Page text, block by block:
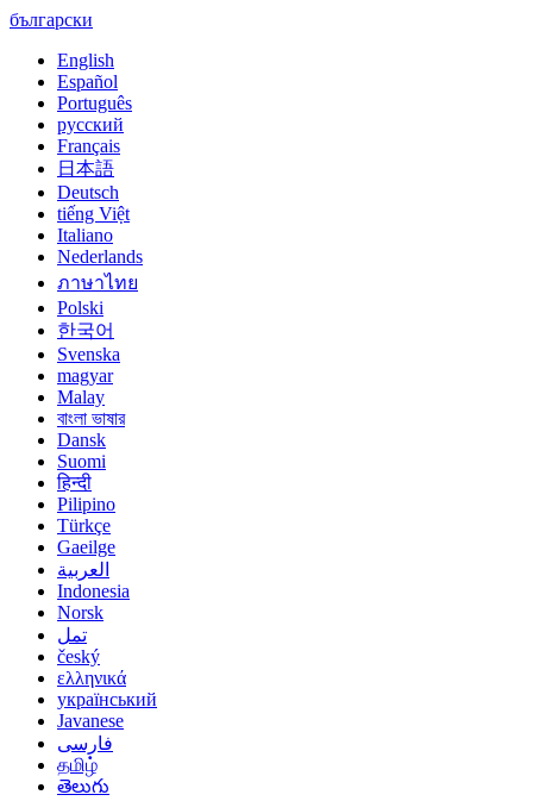
български
English
Español
Português
русский
Français
日本語
Deutsch
tiếng Việt
Italiano
Nederlands
ภาษาไทย
Polski
한국어
Svenska
magyar
Malay
বাংলা ভাষার
Dansk
Suomi
हिन्दी
Pilipino
Türkçe
Gaeilge
العربية
Indonesia
Norsk‎
تمل
český
ελληνικά
український
Javanese
فارسی
தமிழ்
తెలుగు